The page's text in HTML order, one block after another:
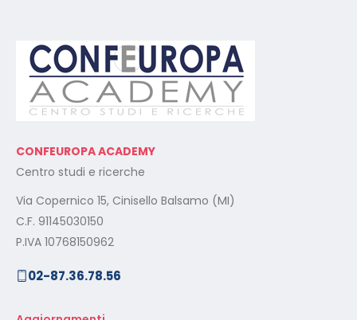
CONFEUROPA ACADEMY
Centro studi e ricerche
Via Copernico 15, Cinisello Balsamo (MI)
C.F. 91145030150
P.IVA 10768150962
02-87.36.78.56